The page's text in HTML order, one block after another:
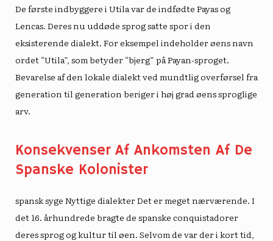
De første indbyggere i Utila var de indfødte Payas og
Lencas. Deres nu uddøde sprog satte spor i den
eksisterende dialekt. For eksempel indeholder øens navn
ordet “Utila”, som betyder “bjerg” på Payan-sproget.
Bevarelse af den lokale dialekt ved mundtlig overførsel fra
generation til generation beriger i høj grad øens sproglige
arv.
Konsekvenser Af Ankomsten Af ​​de
Spanske Kolonister
spansk syge Nyttige dialekterDet er meget nærværende. I
det 16. århundrede bragte de spanske conquistadorer
deres sprog og kultur til øen. Selvom de var der i kort tid,